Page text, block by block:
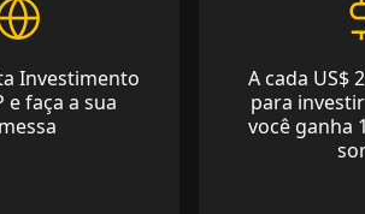
Investimento
e faça a sua
A cada US$
para
você ganha